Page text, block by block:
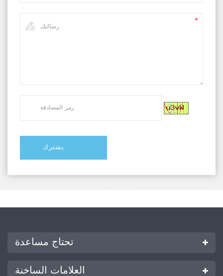
تحتاج مساعدة
العلامات الساخنة